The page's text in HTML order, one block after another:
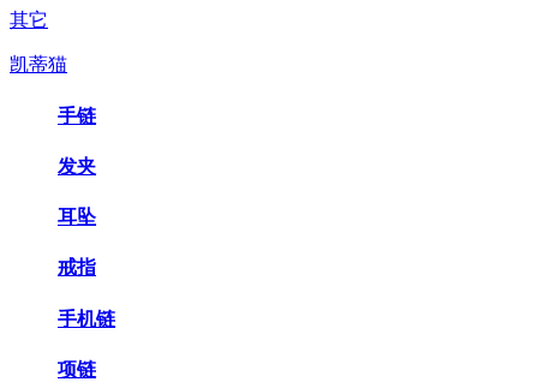
其它
凯蒂猫
手链
发夹
耳坠
戒指
手机链
项链